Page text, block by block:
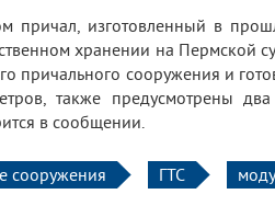
причал, изготовленный в
хранении на Пермской
причального сооружения и
также предусмотрены
в сообщении.
сооружения ГТС